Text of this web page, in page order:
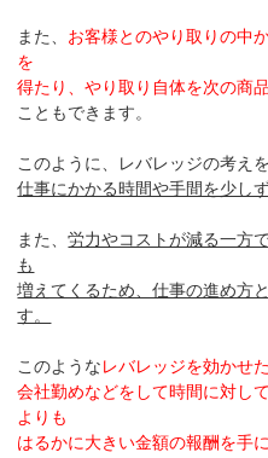
また、 お客様とのやり取りの中
を
得たり、やり取り自体を次の商
こともできます。
このように、レバレッジの考え
仕事にかかる時間や手間を少し
また、労力やコストが減る一方
も
増えてくるため、仕事の進め方
す。
このようなレバレッジを効かせ
会社勤めなどをして時間に対し
よりも
はるかに大きい金額の報酬を手